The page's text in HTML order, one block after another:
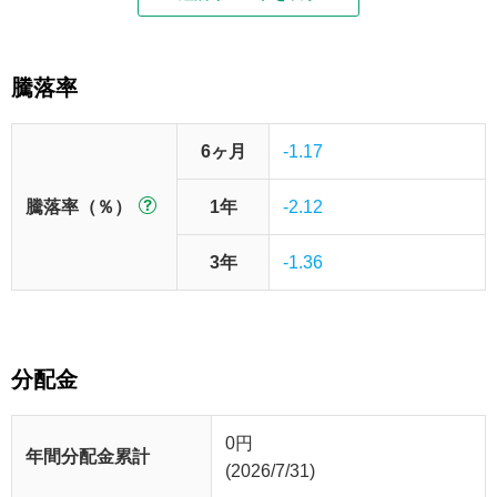
騰落率
騰落率（％）
6ヶ月 -1.17
1年 -2.12
3年 -1.36
分配金
年間分配金累計
0円
(2026/7/31)